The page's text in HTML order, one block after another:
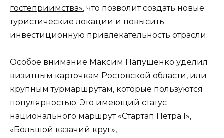
гостеприимства», что позволит создать новые
туристические локации и повысить
инвестиционную привлекательность отрасли.
Особое внимание Максим Папушенко уделил
визитным карточкам Ростовской области, или
крупным турмаршрутам, которые пользуются
популярностью. Это имеющий статус
национального маршрут «Стартап Петра I»,
«Большой казачий круг»,